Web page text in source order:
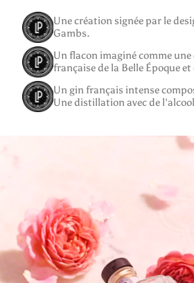
Une création signée par le
Gambs.
Un flacon imaginé comme
française de la Belle Époque
Un gin français intense
Une distillation avec de